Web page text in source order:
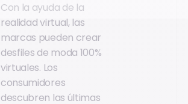
Con la ayuda de la
realidad virtual, las
marcas pueden crear
desfiles de moda 100%
virtuales. Los
consumidores
descubren las últimas